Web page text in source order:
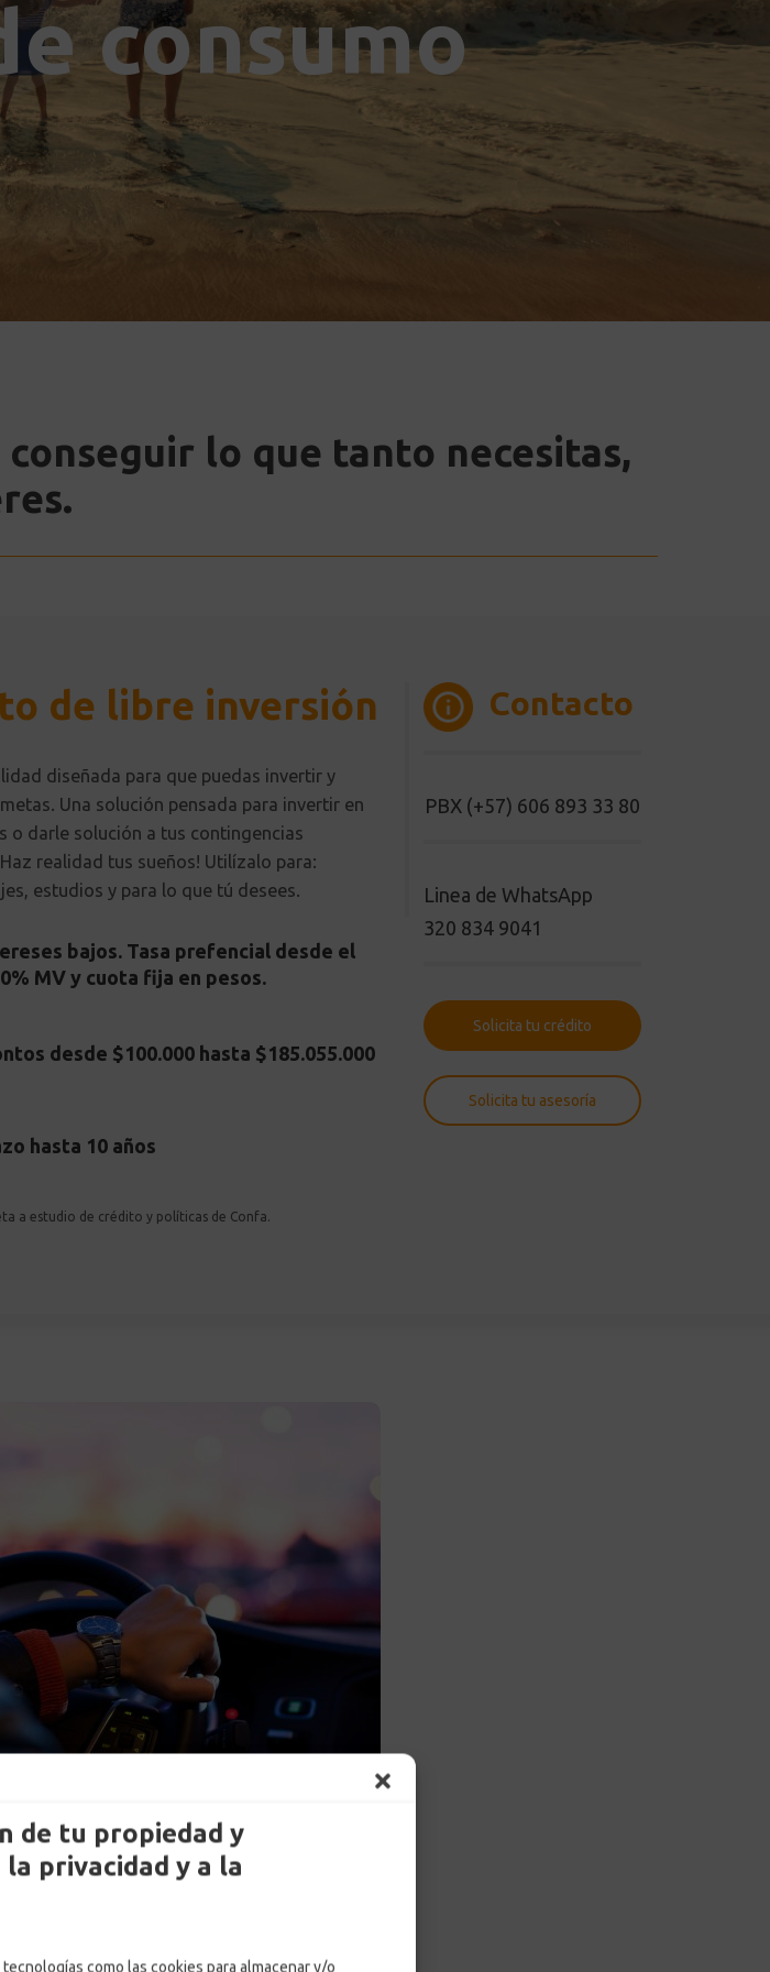
de tu propiedad y
privacidad y a la
como las cookies para almacenar y/o
consumo
lo que tanto necesitas,
de libre inversión
diseñada para que puedas invertir y
Una solución pensada para invertir en
o darle solución a tus contingencias
realidad tus sueños! Utilízalo para:
estudios y para lo que tú desees.
bajos. Tasa prefencial desde el
MV y cuota fija en pesos.
desde $100.000 hasta $185.055.000
hasta 10 años
a estudio de crédito y políticas de Confa.
Contacto
PBX (+57) 606 893 33 80
Linea de WhatsApp
320 834 9041
Solicita tu crédito
Solicita tu asesoría